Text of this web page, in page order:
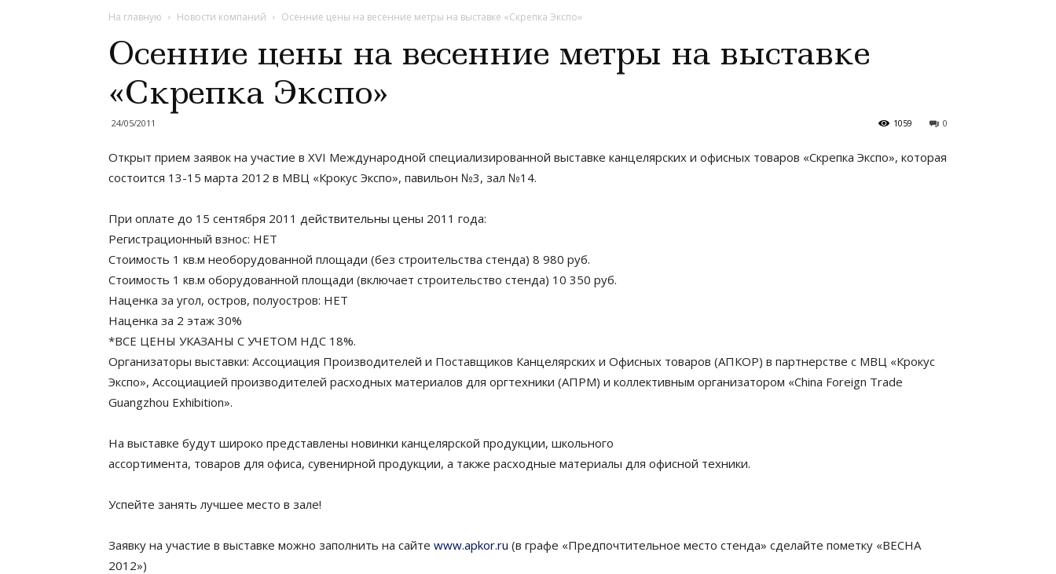
На главную Новости компаний Осенние цены на весенние метры на выставке «Скрепка Экспо»
Осенние цены на весенние метры на выставке
«Скрепка Экспо»
24/05/2011 0
1059
Открыт прием заявок на участие в XVI Международной специализированной выставке канцелярских и офисных товаров «Скрепка Экспо», которая
состоится 13-15 марта 2012 в МВЦ «Крокус Экспо», павильон №3, зал №14.
При оплате до 15 сентября 2011 действительны цены 2011 года:
Регистрационный взнос: НЕТ
Стоимость 1 кв.м необорудованной площади (без строительства стенда) 8 980 руб.
Стоимость 1 кв.м оборудованной площади (включает строительство стенда) 10 350 руб.
Наценка за угол, остров, полуостров: НЕТ
Наценка за 2 этаж 30%
*ВСЕ ЦЕНЫ УКАЗАНЫ С УЧЕТОМ НДС 18%.
Организаторы выставки: Ассоциация Производителей и Поставщиков Канцелярских и Офисных товаров (АПКОР) в партнерстве с МВЦ «Крокус
Экспо», Ассоциацией производителей расходных материалов для оргтехники (АПРМ) и коллективным организатором «China Foreign Trade
Guangzhou Exhibition».
На выставке будут широко представлены новинки канцелярской продукции, школьного
ассортимента, товаров для офиса, сувенирной продукции, а также расходные материалы для офисной техники.
Успейте занять лучшее место в зале!
Заявку на участие в выставке можно заполнить на сайте www.apkor.ru (в графе «Предпочтительное место стенда» сделайте пометку «ВЕСНА
2012»)